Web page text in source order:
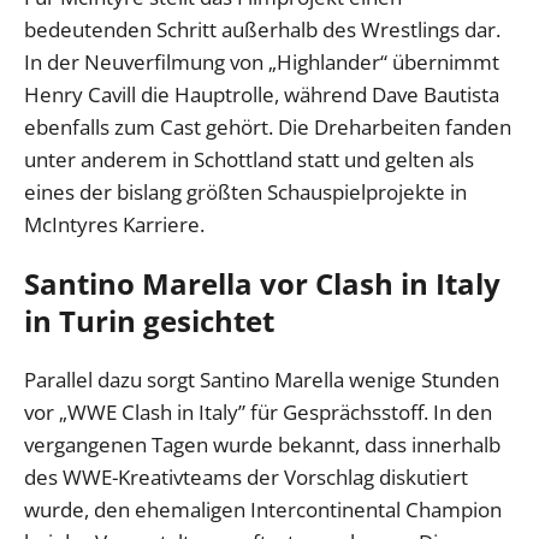
bedeutenden Schritt außerhalb des Wrestlings dar.
In der Neuverfilmung von „Highlander“ übernimmt
Henry Cavill die Hauptrolle, während Dave Bautista
ebenfalls zum Cast gehört. Die Dreharbeiten fanden
unter anderem in Schottland statt und gelten als
eines der bislang größten Schauspielprojekte in
McIntyres Karriere.
Santino Marella vor Clash in Italy
in Turin gesichtet
Parallel dazu sorgt Santino Marella wenige Stunden
vor „WWE Clash in Italy” für Gesprächsstoff. In den
vergangenen Tagen wurde bekannt, dass innerhalb
des WWE-Kreativteams der Vorschlag diskutiert
wurde, den ehemaligen Intercontinental Champion